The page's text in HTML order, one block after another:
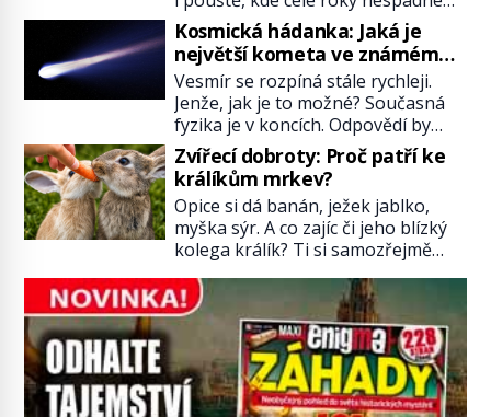
let. Většina lidí vnímá rákos jen jako
obyčejnou kulisu letního koupání.
Stačí se však podívat […]
jediná kapka deště. Na první
pohled místa, kde nemůže
existovat vůbec nic. Přesto právě
tady vědci objevují organismy,
které posouvají hranice života.
Každý nový nález mění naše
představy o tom, co všechno
dokáže příroda a napovídá, kde
bychom jednou […]
Kosmická hádanka: Jaká je
největší kometa ve známém
vesmíru?
Vesmír se rozpíná stále rychleji.
Jenže, jak je to možné? Současná
fyzika je v koncích. Odpovědí by
mohla být hypotetická temná
energie. Právě na tu se zaměří
pozornost dvojice zkušených
astronomů. Namísto ní ale objeví
něco mnohem hmatatelnějšího.
Naprosto rekordní kometu!
Astronomové Pedro Bernardinelli a
Gary Bernstein mravenčí prací
zkoumají archivní snímky v rámci
Průzkumu temné energie […]
Zvířecí dobroty: Proč patří ke
králíkům mrkev?
Opice si dá banán, ježek jablko,
myška sýr. A co zajíc či jeho blízký
kolega králík? Ti si samozřejmě
pochutnají na mrkvi! Proč jsou
podobné představy o potravě
zvířat často spíš mýty? Pokud máte
doma králíka, mrkev mu dát
můžete. A nejspíš mu i bude
chutnat, ovšem měl by ji mít jen
jako občasný pamlsek. […]